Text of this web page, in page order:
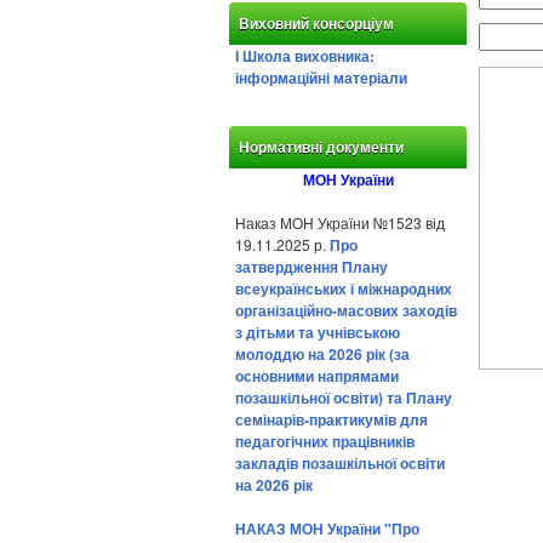
Виховний консорціум
І Школа виховника:
інформаційні матеріали
Нормативні документи
МОН України
Наказ МОН України №1523 від
19.11.2025 р. Про
затвердження Плану
всеукраїнських і міжнародних
організаційно-масових заходів
з дітьми та учнівською
молоддю на 2026 рік (за
основними напрямами
позашкільної освіти) та Плану
семінарів-практикумів для
педагогічних працівників
закладів позашкільної освіти
на 2026 рік
НАКАЗ МОН України "Про